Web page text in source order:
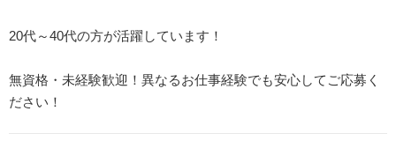
20代～40代の方が活躍しています！
無資格・未経験歓迎！異なるお仕事経験でも安心してご応募く
ださい！